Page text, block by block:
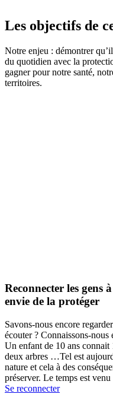
Les objectifs de
Notre enjeu : démontrer
du quotidien avec la
gagner pour notre santé,
territoires.
Reconnecter les
envie de la protéger
Savons-nous encore
écouter ? Connaissons-nous
Un enfant de 10 ans
deux arbres …Tel est
nature et cela à des
préserver. Le temps est
Se reconnecter